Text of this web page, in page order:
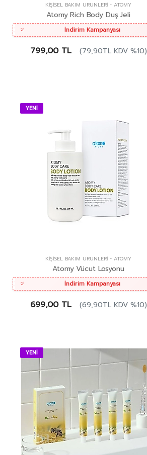
KIŞISEL BAKIM ÜRÜNLERI - ATOMY
Atomy Rich Body Duş Jeli
İndirim Kampanyası
799,00 TL (79,90TL KDV %10)
YENİ
KIŞISEL BAKIM ÜRÜNLERI - ATOMY
Atomy Vücut Losyonu
İndirim Kampanyası
699,00 TL (69,90TL KDV %10)
YENİ